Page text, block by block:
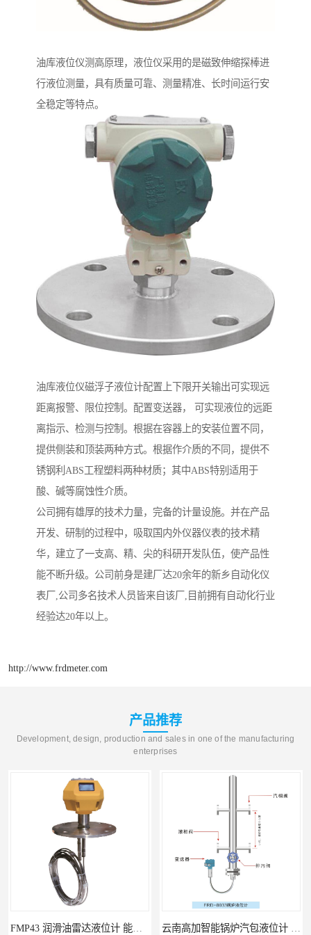
油库液位仪测高原理，液位仪采用的是磁致伸缩探棒进
行液位测量，具有质量可靠、测量精准、长时间运行安
全稳定等特点。
油库液位仪磁浮子液位计配置上下限开关输出可实现远
距离报警、限位控制。配置变送器， 可实现液位的远距
离指示、检测与控制。根据在容器上的安装位置不同，
提供侧装和顶装两种方式。根据作介质的不同，提供不
锈钢利ABS工程塑料两种材质；其中ABS特别适用于
酸、碱等腐蚀性介质。
公司拥有雄厚的技术力量，完备的计量设施。并在产品
开发、研制的过程中，吸取国内外仪器仪表的技术精
华，建立了一支高、精、尖的科研开发队伍，使产品性
能不断升级。公司前身是建厂达20余年的新乡自动化仪
表厂,公司多名技术人员皆来自该厂,目前拥有自动化行业
经验达20年以上。
http://www.frdmeter.com
产品推荐
Development, design, production and sales in one of the manufacturing
enterprises
FMP43 润滑油雷达液位计 能够提供定制服务 云南高加智能锅炉汽包液位计 窑头窑尾液位计